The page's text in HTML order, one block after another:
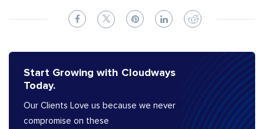
Start Growing with Cloudways
Today.
Our Clients Love us because we never
compromise on these